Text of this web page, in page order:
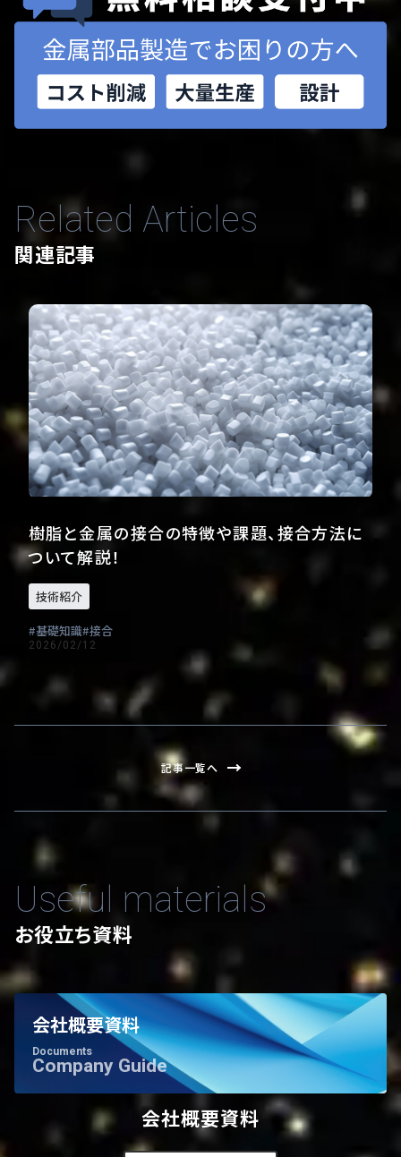
Related Articles
関連記事
樹脂と金属の接合の特徴や課題、接合方法に
ついて解説！
技術紹介
基礎知識 接合
2026/02/12
記事一覧へ
Useful materials
お役立ち資料
会社概要資料
Documents
Company Guide
会社概要資料